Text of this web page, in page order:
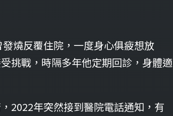
燒反覆住院，一度身心俱疲想放
挑戰，時隔多年他定期回診，身體適
2022年突然接到醫院電話通知，有